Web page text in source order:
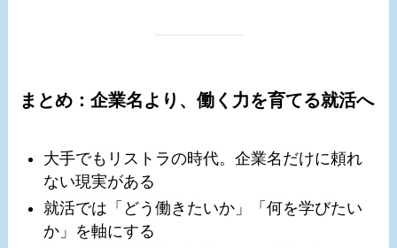
まとめ：企業名より、働く力を育てる就活へ
大手でもリストラの時代。企業名だけに頼れ
ない現実がある
就活では「どう働きたいか」「何を学びたい
か」を軸にする